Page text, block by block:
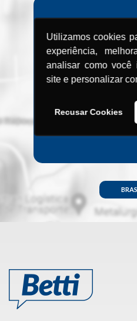
Utilizamos cookies
experiência,
analisar como você
site e personalizar
Recusar Cookies
Encontre a
mais